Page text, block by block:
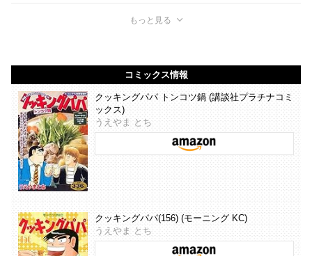
もっと見る
コミックス情報
クッキングパパ トンコツ鍋 (講談社プラチナコミ
ックス)
うえやま とち
クッキングパパ(156) (モーニング KC)
うえやま とち